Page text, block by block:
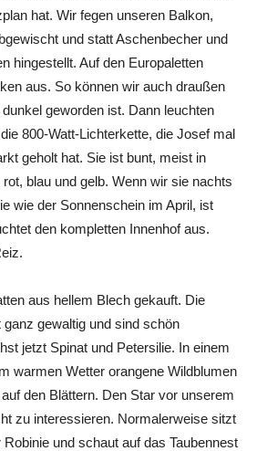
hat. Wir fegen unseren Balkon,
und statt Aschenbecher und
hingestellt. Auf den Europaletten
aus. So können wir auch draußen
geworden ist. Dann leuchten
800-Watt-Lichterkette, die Josef mal
geholt hat. Sie ist bunt, meist in
blau und gelb. Wenn wir sie nachts
wie der Sonnenschein im April, ist
den kompletten Innenhof aus.
aus hellem Blech gekauft. Die
gewaltig und sind schön
jetzt Spinat und Petersilie. In einem
warmen Wetter orangene Wildblumen
den Blättern. Den Star vor unserem
zu interessieren. Normalerweise sitzt
und schaut auf das Taubennest